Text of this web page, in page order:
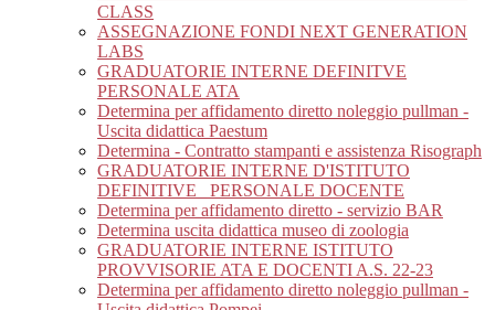
CLASS
ASSEGNAZIONE FONDI NEXT GENERATION
LABS
GRADUATORIE INTERNE DEFINITVE
PERSONALE ATA
Determina per affidamento diretto noleggio pullman -
Uscita didattica Paestum
Determina - Contratto stampanti e assistenza Risograph
GRADUATORIE INTERNE D'ISTITUTO
DEFINITIVE_ PERSONALE DOCENTE
Determina per affidamento diretto - servizio BAR
Determina uscita didattica museo di zoologia
GRADUATORIE INTERNE ISTITUTO
PROVVISORIE ATA E DOCENTI A.S. 22-23
Determina per affidamento diretto noleggio pullman -